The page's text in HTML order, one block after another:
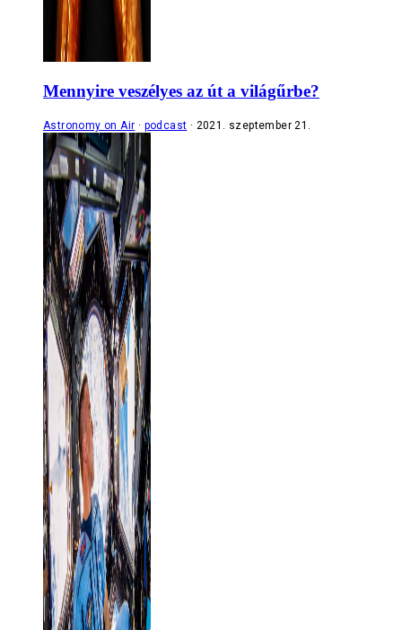
Mennyire veszélyes az út a világűrbe?
Astronomy on Air podcast 2021. szeptember 21.